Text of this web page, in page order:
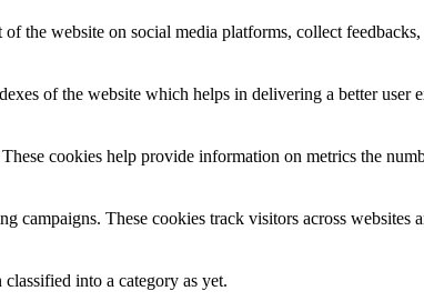
the website on social media platforms, collect
of the website which helps in delivering a better user
cookies help provide information on metrics the
campaigns. These cookies track visitors across
into a category as yet.